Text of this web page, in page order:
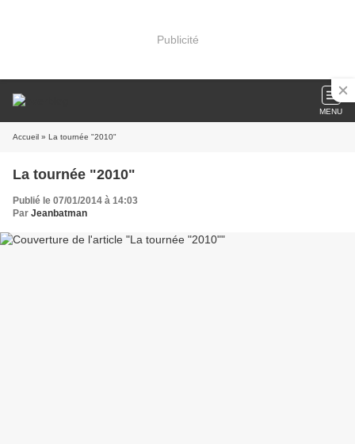
Publicité
MENU
Accueil » La tournée "2010"
La tournée "2010"
Publié le 07/01/2014 à 14:03
Par Jeanbatman